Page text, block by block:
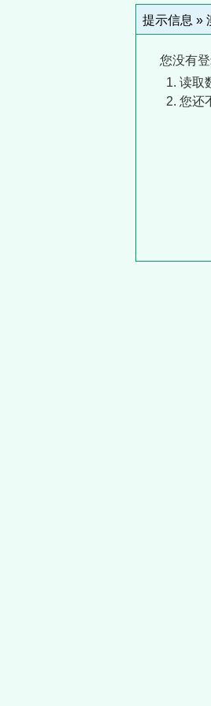
提示信息 »
您没有
读取
您还